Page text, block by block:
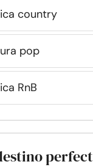
country
pop
RnB